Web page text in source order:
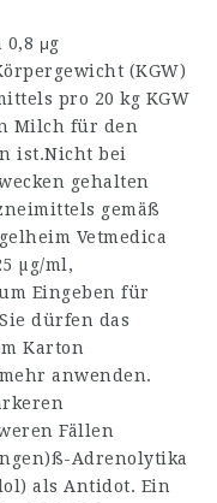
μg
(KGW)
pro 20 kg KGW
Milch für den
ist.Nicht bei
gehalten
gemäß
Vetmedica
µg/ml,
Eingeben für
dürfen das
Karton
anwenden.
Fällen
Adrenolytika
als Antidot. Ein